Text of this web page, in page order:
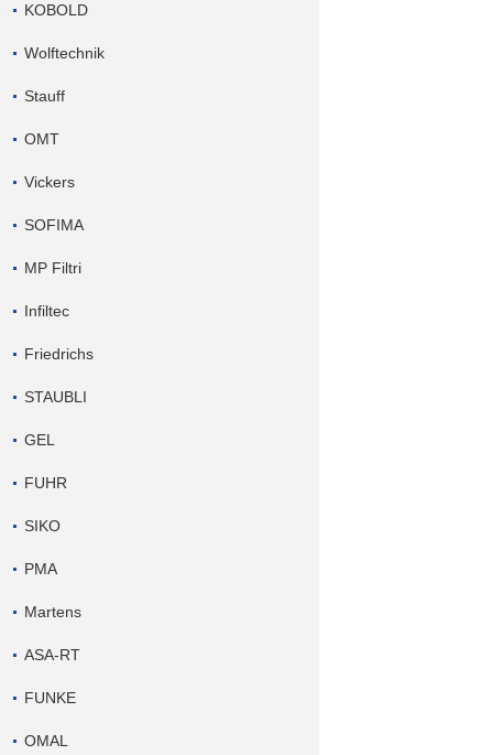
KOBOLD
Wolftechnik
Stauff
OMT
Vickers
SOFIMA
MP Filtri
Infiltec
Friedrichs
STAUBLI
GEL
FUHR
SIKO
PMA
Martens
ASA-RT
FUNKE
OMAL